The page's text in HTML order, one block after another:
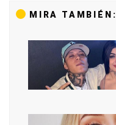
MIRA TAMBIÉN: